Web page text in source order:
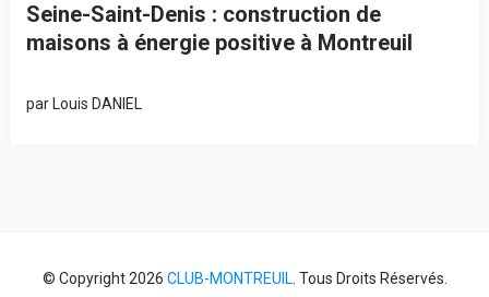
Seine-Saint-Denis : construction de
maisons à énergie positive à Montreuil
par Louis DANIEL
© Copyright 2026 CLUB-MONTREUIL. Tous Droits Réservés.